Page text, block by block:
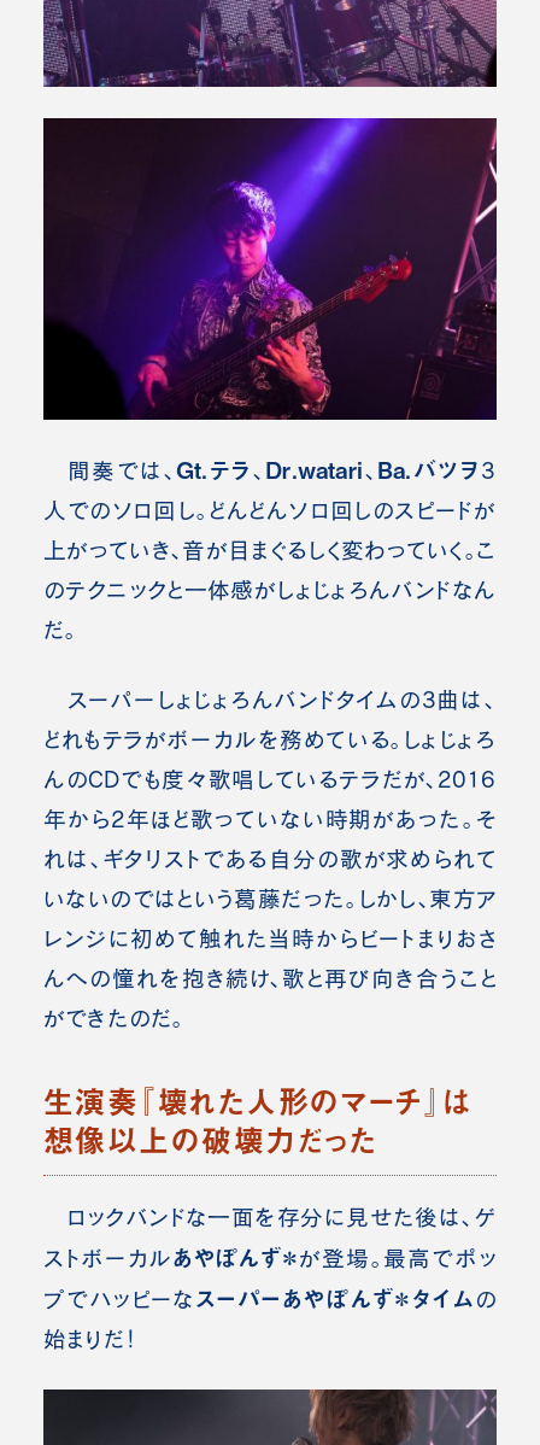
間奏では、Gt.テラ 、 Dr.watari、 Ba.バツヲ 3
人でのソロ回し。どんどんソロ回しのスピードが
上がっていき、音が目まぐるしく変わっていく。こ
のテクニックと一体感がしょじょろんバンドなん
だ。
スーパーしょじょろんバンドタイムの3曲は、
どれもテラがボーカルを務めている。しょじょろ
んのCDでも度々歌唱しているテラだが、2016
年から2年ほど歌っていない時期があった。そ
れは、ギタリストである自分の歌が求められて
いないのではという葛藤だった。しかし、東方ア
レンジに初めて触れた当時からビートまりおさ
んへの憧れを抱き続け、歌と再び向き合うこと
ができたのだ。
生演奏『壊れた人形のマーチ』は
想像以上の破壊力だった
ロックバンドな一面を存分に見せた後は、ゲ
ストボーカルあやぽんず＊が登場。最高でポッ
プでハッピーな スーパーあやぽんず＊タイム の
始まりだ！